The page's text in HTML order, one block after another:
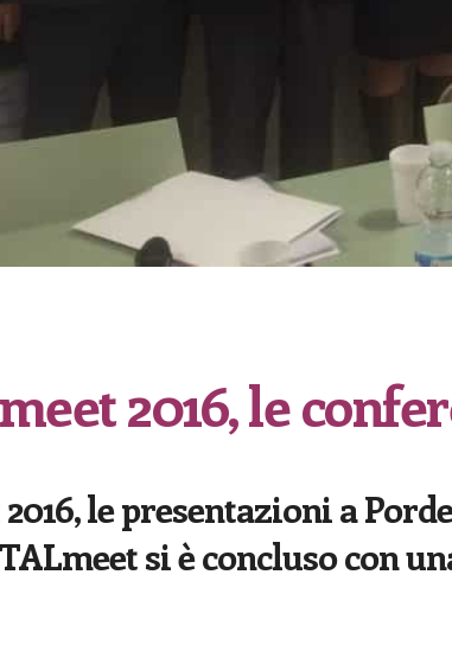
2016, le
le presentazioni a
si è concluso con